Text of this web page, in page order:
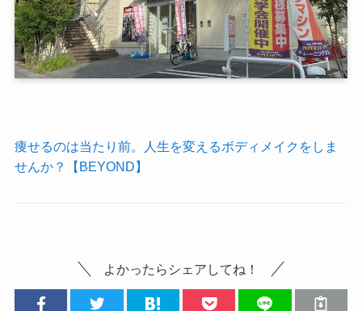
痩せるのは当たり前。人生を変えるボディメイクをしま
せんか？【BEYOND】
よかったらシェアしてね！